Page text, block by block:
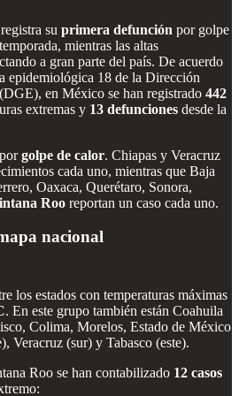
su primera defunción por golpe
mientras las altas
a gran parte del país. De acuerdo
epidemiológica 18 de la Dirección
en México se han registrado 442
extremas y 13 defunciones desde la
golpe de calor. Chiapas y Veracruz
cada uno, mientras que Baja
Oaxaca, Querétaro, Sonora,
Roo reportan un caso cada uno.
nacional
los estados con temperaturas máximas
. En este grupo también están Coahuila
Colima, Morelos, Estado de México
Veracruz (sur) y Tabasco (este).
Roo se han contabilizado 12 casos